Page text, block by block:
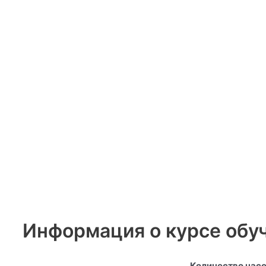
Информация о курсе